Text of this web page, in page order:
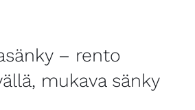
– rento
mukava sänky